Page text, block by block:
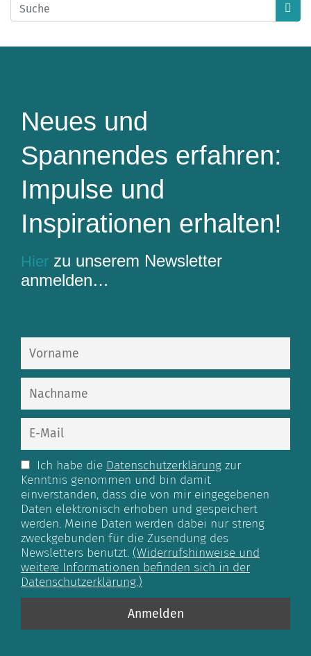
Neues und
Spannendes erfahren:
Impulse und
Inspirationen erhalten!
Hier zu unserem Newsletter
anmelden…
Ich habe die Datenschutzerklärung zur
Kenntnis genommen und bin damit
einverstanden, dass die von mir eingegebenen
Daten elektronisch erhoben und gespeichert
werden. Meine Daten werden dabei nur streng
zweckgebunden für die Zusendung des
Newsletters benutzt. (Widerrufshinweise und
weitere Informationen befinden sich in der
Datenschutzerklärung.)